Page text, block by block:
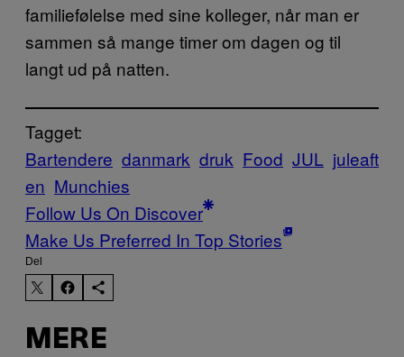
familiefølelse med sine kolleger, når man er
sammen så mange timer om dagen og til
langt ud på natten.
Tagget:
Bartendere danmark druk Food JUL juleaft
en Munchies
Follow Us On Discover
Make Us Preferred In Top Stories
Del
MERE